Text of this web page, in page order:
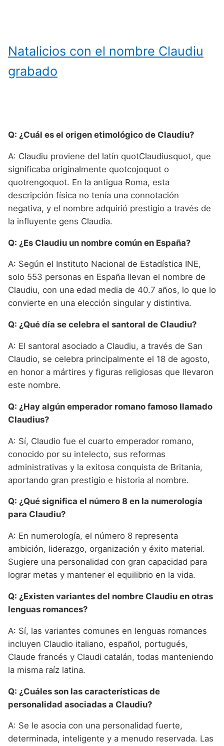
Natalicios con el nombre Claudiu
grabado
Q: ¿Cuál es el origen etimológico de Claudiu?
A: Claudiu proviene del latín quotClaudiusquot, que
significaba originalmente quotcojoquot o
quotrengoquot. En la antigua Roma, esta
descripción física no tenía una connotación
negativa, y el nombre adquirió prestigio a través de
la influyente gens Claudia.
Q: ¿Es Claudiu un nombre común en España?
A: Según el Instituto Nacional de Estadística INE,
solo 553 personas en España llevan el nombre de
Claudiu, con una edad media de 40.7 años, lo que lo
convierte en una elección singular y distintiva.
Q: ¿Qué día se celebra el santoral de Claudiu?
A: El santoral asociado a Claudiu, a través de San
Claudio, se celebra principalmente el 18 de agosto,
en honor a mártires y figuras religiosas que llevaron
este nombre.
Q: ¿Hay algún emperador romano famoso llamado
Claudius?
A: Sí, Claudio fue el cuarto emperador romano,
conocido por su intelecto, sus reformas
administrativas y la exitosa conquista de Britania,
aportando gran prestigio e historia al nombre.
Q: ¿Qué significa el número 8 en la numerología
para Claudiu?
A: En numerología, el número 8 representa
ambición, liderazgo, organización y éxito material.
Sugiere una personalidad con gran capacidad para
lograr metas y mantener el equilibrio en la vida.
Q: ¿Existen variantes del nombre Claudiu en otras
lenguas romances?
A: Sí, las variantes comunes en lenguas romances
incluyen Claudio italiano, español, portugués,
Claude francés y Claudi catalán, todas manteniendo
la misma raíz latina.
Q: ¿Cuáles son las características de
personalidad asociadas a Claudiu?
A: Se le asocia con una personalidad fuerte,
determinada, inteligente y a menudo reservada. Las